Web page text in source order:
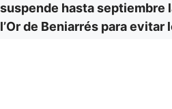
suspende hasta septiembre
l’Or de Beniarrés para evitar